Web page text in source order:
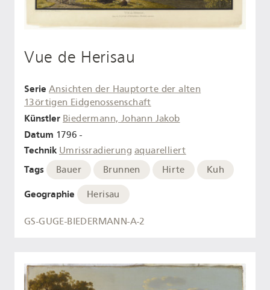
Vue de Herisau
Serie Ansichten der Hauptorte der alten
13örtigen Eidgenossenschaft
Künstler Biedermann, Johann Jakob
Datum 1796 -
Technik Umrissradierung aquarelliert
Tags Bauer Brunnen Hirte Kuh
Geographie Herisau
GS-GUGE-BIEDERMANN-A-2